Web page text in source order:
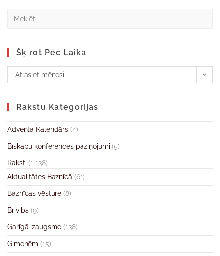
Šķirot Pēc Laika
Atlasiet mēnesi
Rakstu Kategorijas
Adventa Kalendārs (4)
Bīskapu konferences paziņojumi (5)
Raksti (1 138)
Aktualitātes Baznīcā (61)
Baznīcas vēsture (8)
Brīvība (9)
Garīgā izaugsme (138)
Ģimenēm (15)